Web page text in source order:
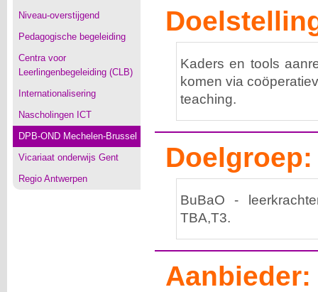
Niveau-overstijgend
Pedagogische begeleiding
Centra voor
Leerlingenbegeleiding (CLB)
Internationalisering
Nascholingen ICT
DPB-OND Mechelen-Brussel
Vicariaat onderwijs Gent
Regio Antwerpen
Kaders en tools
komen via
teaching.
Doelgroep:
BuBaO -
TBA,T3.
Aanbieder: